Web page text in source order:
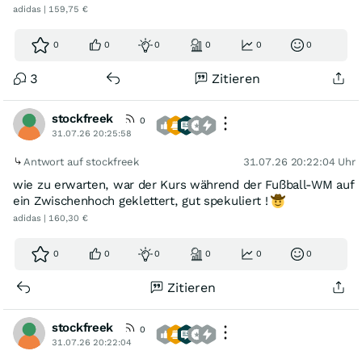
adidas | 159,75 €
0 0 0 0 0 0
3 Zitieren
stockfreek
0
31.07.26 20:25:58
Antwort auf stockfreek 31.07.26 20:22:04 Uhr
wie zu erwarten, war der Kurs während der Fußball-WM auf
ein Zwischenhoch geklettert, gut spekuliert !
adidas | 160,30 €
0 0 0 0 0 0
Zitieren
stockfreek
0
31.07.26 20:22:04